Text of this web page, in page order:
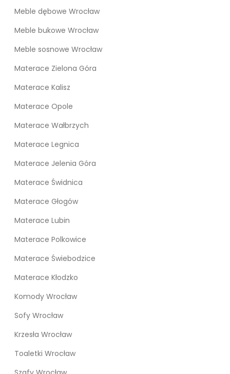
Meble dębowe Wrocław
Meble bukowe Wrocław
Meble sosnowe Wrocław
Materace Zielona Góra
Materace Kalisz
Materace Opole
Materace Wałbrzych
Materace Legnica
Materace Jelenia Góra
Materace Świdnica
Materace Głogów
Materace Lubin
Materace Polkowice
Materace Świebodzice
Materace Kłodzko
Komody Wrocław
Sofy Wrocław
Krzesła Wrocław
Toaletki Wrocław